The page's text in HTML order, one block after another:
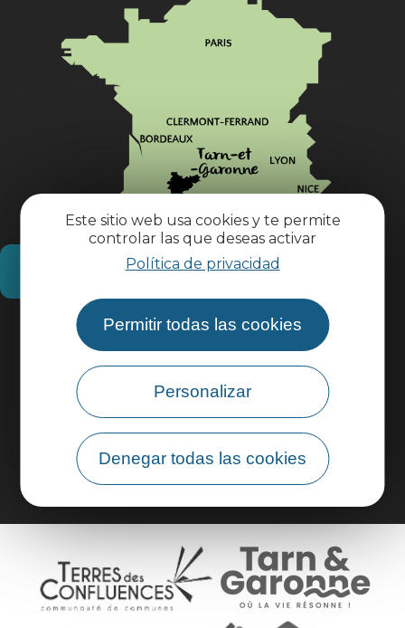
Este sitio web usa cookies y te permite
controlar las que deseas activar
Política de privacidad
Permitir todas las cookies
Personalizar
Denegar todas las cookies
¿Cómo llegar?
Información práctica
Área profesional
Área de grupo